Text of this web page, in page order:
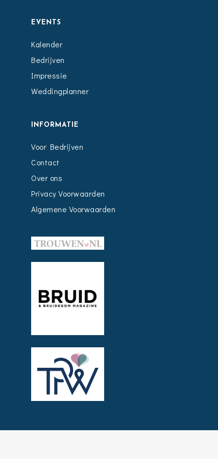
EVENTS
Kalender
Bedrijven
Impressie
Weddingplanner
INFORMATIE
Voor Bedrijven
Contact
Over ons
Privacy Voorwaarden
Algemene Voorwaarden